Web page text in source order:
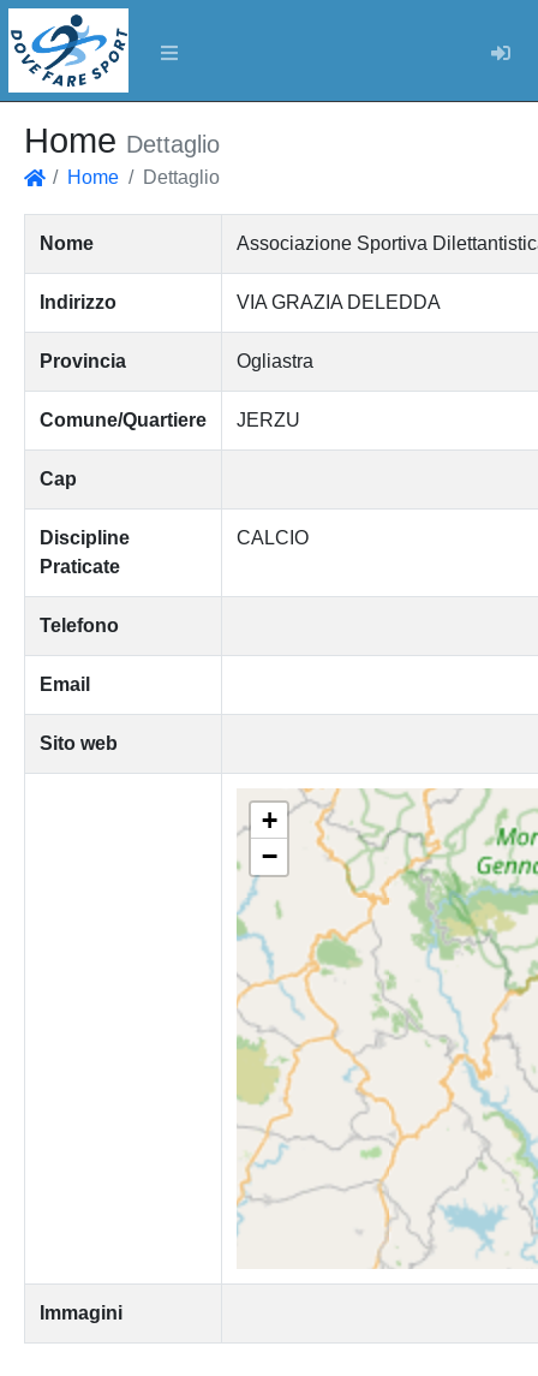
Home Dettaglio
Home Dettaglio
Nome Associazione Sportiva
Indirizzo VIA GRAZIA DELEDDA
Provincia Ogliastra
Comune/Quartiere JERZU
Cap
Discipline
Praticate
CALCIO
Telefono
Email
Sito web
+
−
Immagini